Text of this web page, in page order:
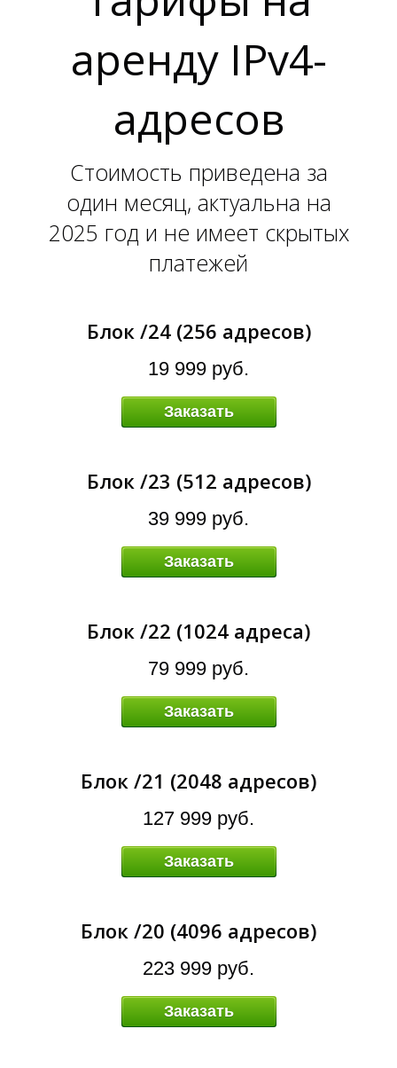
А
Я
аренду IPv4-
адресов
Стоимость приведена за
один месяц, актуальна на
2025 год и не имеет скрытых
платежей
Блок /24 (256 адресов)
19 999 руб.
Заказать
Блок /23 (512 адресов)
39 999 руб.
Заказать
Блок /22 (1024 адреса)
79 999 руб.
Заказать
Блок /21 (2048 адресов)
127 999 руб.
Заказать
Блок /20 (4096 адресов)
223 999 руб.
Заказать